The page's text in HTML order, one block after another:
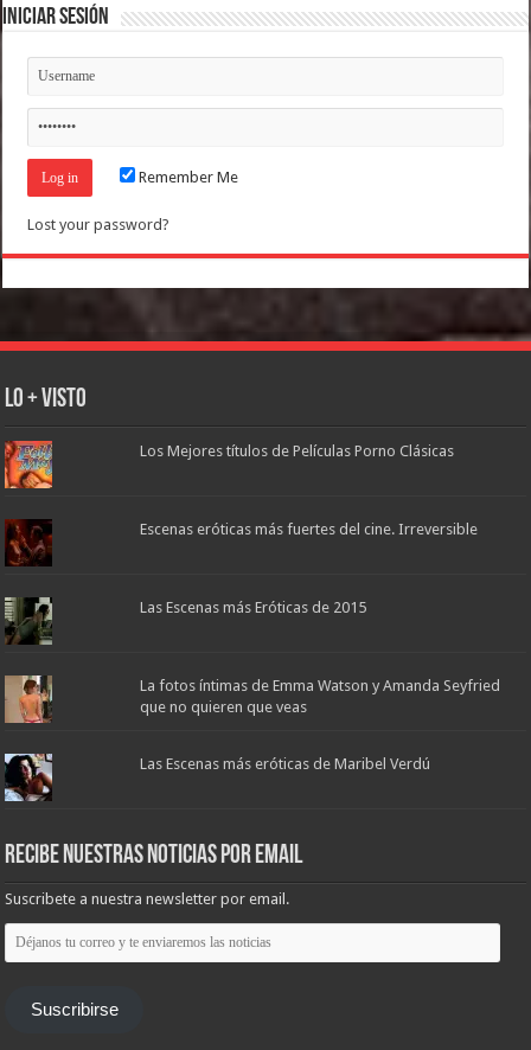
Iniciar Sesión
Remember Me
Lost your password?
Lo + Visto
Los Mejores títulos de Películas Porno Clásicas
Escenas eróticas más fuertes del cine. Irreversible
Las Escenas más Eróticas de 2015
La fotos íntimas de Emma Watson y Amanda Seyfried
que no quieren que veas
Las Escenas más eróticas de Maribel Verdú
Recibe nuestras noticias por email
Suscribete a nuestra newsletter por email.
Déjanos
tu
correo
enviaremos
Suscribirse